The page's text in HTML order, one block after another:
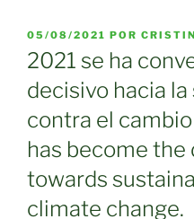
PUBLICADO
EL
05/08/2021 POR
2021 se ha
decisivo hacia
contra el
has become the
towards
climate change.